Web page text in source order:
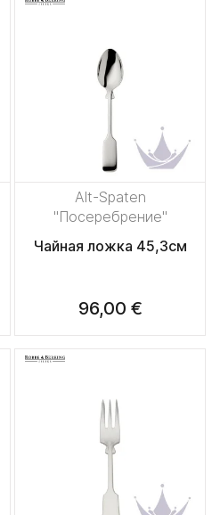
Alt-Spaten
"Посеребрение"
Чайная ложка 45,3см
96,00 €